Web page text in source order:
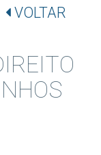
VOLTAR